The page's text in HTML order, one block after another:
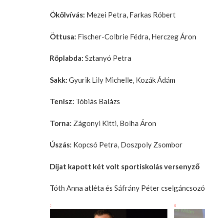
Ökölvívás: Mezei Petra, Farkas Róbert
Öttusa: Fischer-Colbrie Fédra, Herczeg Áron
Röplabda: Sztanyó Petra
Sakk: Gyurik Lily Michelle, Kozák Ádám
Tenisz: Tóbiás Balázs
Torna: Zágonyi Kitti, Bolha Áron
Úszás: Kopcsó Petra, Doszpoly Zsombor
Díjat kapott két volt sportiskolás versenyző
Tóth Anna atléta és Sáfrány Péter cselgáncsozó